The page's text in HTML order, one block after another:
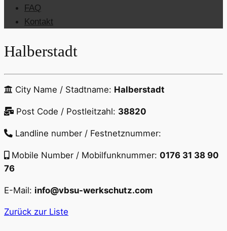
FAQ
Kontakt
Halberstadt
City Name / Stadtname: Halberstadt
Post Code / Postleitzahl: 38820
Landline number / Festnetznummer:
Mobile Number / Mobilfunknummer: 0176 31 38 90
76
E-Mail: info@vbsu-werkschutz.com
Zurück zur Liste